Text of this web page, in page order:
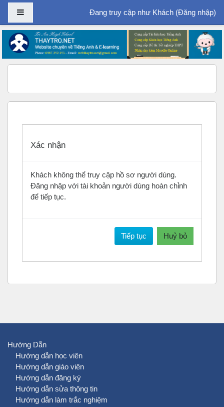
Chuyển tới nội dung chính
Bảng điều khiển cạnhĐang truy cập như Khách (Đăng nhập)
Xác nhận
Khách không thể truy cập hồ sơ người dùng.
Đăng nhập với tài khoản người dùng hoàn chỉnh
để tiếp tục.
Tiếp tục Huỷ bỏ
Hướng Dẫn
Hướng dẫn học viên
Hướng dẫn giáo viên
Hướng dẫn đăng ký
Hướng dẫn sửa thông tin
Hướng dẫn làm trắc nghiệm